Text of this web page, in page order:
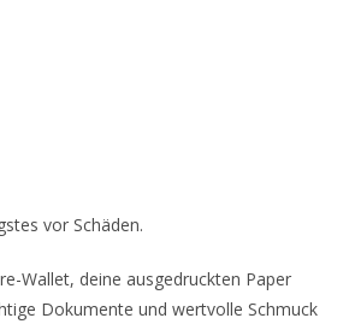
vor Schäden.
Wallet, deine ausgedruckten Paper
Dokumente und wertvolle Schmuck